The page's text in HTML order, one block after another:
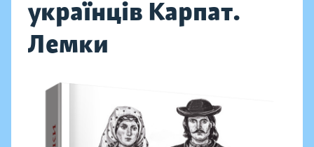
українців Карпат.
Лемки